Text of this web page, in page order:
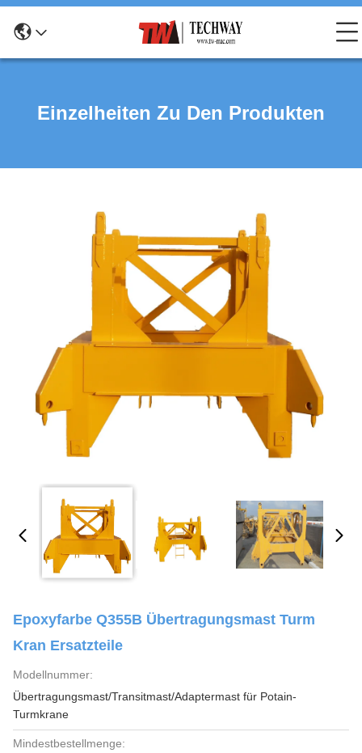
Einzelheiten Zu Den Produkten
Epoxyfarbe Q355B Übertragungsmast Turm
Kran Ersatzteile
Modellnummer:
Übertragungsmast/Transitmast/Adaptermast für Potain-
Turmkrane
Mindestbestellmenge: